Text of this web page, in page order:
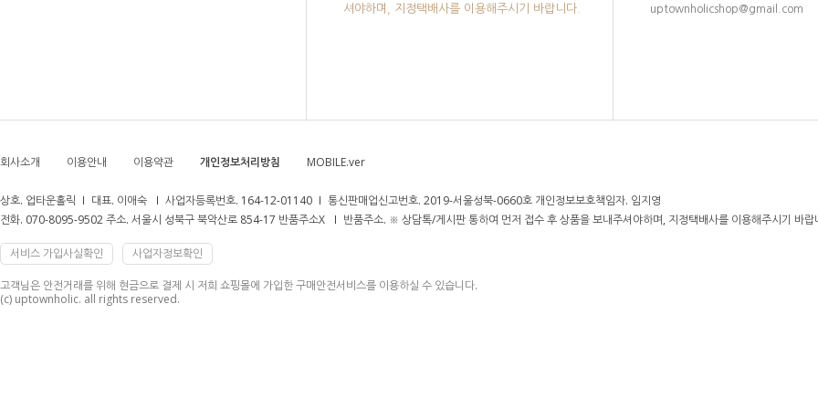
셔야하며, 지정택배사를 이용해주시기 바랍니다. uptownholicshop@gmail.com
회사소개 이용안내 이용약관 개인정보처리방침 MOBILE.ver
상호. 업타운홀릭 대표. 이애숙 사업자등록번호. 164-12-01140
통신판매업신고번호. 2019-서울성북-0660호 개인정보보호책임자. 임지영
전화. 070-8095-9502 주소. 서울시 성북구 북악산로 854-17 반품주소X
반품주소. ※ 상담톡/게시판 통하여 먼저 접수 후 상품을 보내주셔야하며, 지정택배사를 이용해주시기 바랍
서비스 가입사실확인 사업자정보확인
고객님은 안전거래를 위해 현금으로 결제 시 저희 쇼핑몰에 가입한 구매안전서비스를 이용하실 수 있습니다.
(c) uptownholic. all rights reserved.